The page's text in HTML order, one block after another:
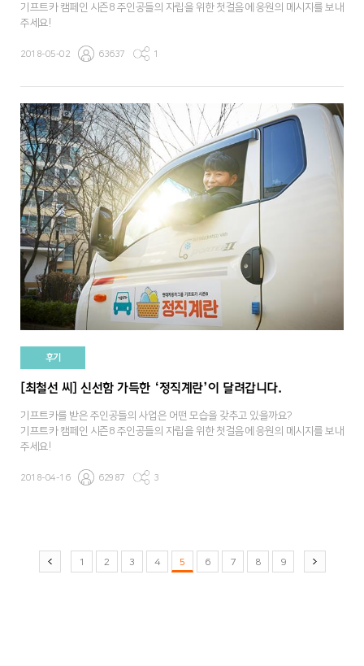
기프트카 캠페인 시즌8 주인공들의 자립을 위한 첫걸음에 응원의 메시지를 보내
주세요!
2018-05-02 63637 1
후기
[최철선 씨] 신선함 가득한 ‘정직계란’이 달려갑니다.
기프트카를 받은 주인공들의 사업은 어떤 모습을 갖추고 있을까요?
기프트카 캠페인 시즌8 주인공들의 자립을 위한 첫걸음에 응원의 메시지를 보내
주세요!
2018-04-16 62987 3
1 2 3 4 5 6 7 8 9